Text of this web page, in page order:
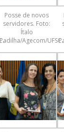
Posse de novos
servidores. Foto:
Ítalo
Padilha/Agecom/UFSC.